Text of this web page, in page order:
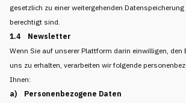
gesetzlich zu einer weitergehenden
berechtigt sind.
1.4 Newsletter
Wenn Sie auf unserer Plattform darin einwilligen, den
uns zu erhalten, verarbeiten wir folgende
Ihnen:
a) Personenbezogene Daten